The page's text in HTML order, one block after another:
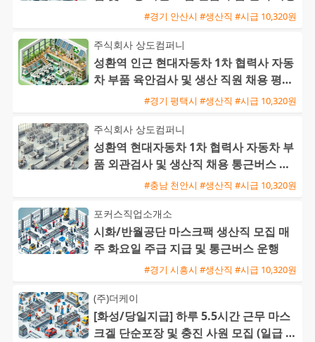
#경기 안산시 #생산직 #시급 10,320원
주식회사 상도컴퍼니
성환역 인근 현대자동차 1차 협력사 자동
차 부품 육안검사 및 생산 직원 채용 평택
통근버스 운행#경기 평택시 #생산직 #시급 10,320원
주식회사 상도컴퍼니
성환역 현대자동차 1차 협력사 자동차 부
품 외관검사 및 생산직 채용 통근버스 운
#충남 천안시 #생산직 #시급 10,320원
포커스직업소개소
시화/반월공단 마스크팩 생산직 모집 매
주 화요일 주급 지급 및 통근버스 운행
#경기 시흥시 #생산직 #시급 10,320원
(주)더케이
[화성/당일지급] 하루 5.5시간 근무 마스
크겔 단순포장 및 충진 사원 모집 (일급 9